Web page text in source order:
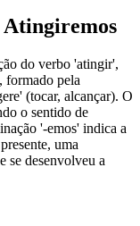
Atingiremos
do verbo 'atingir',
formado pela
(tocar, alcançar). O
o sentido de
'-emos' indica a
uma
se desenvolveu a